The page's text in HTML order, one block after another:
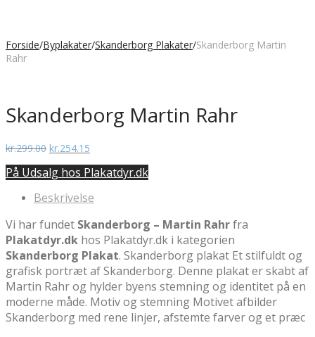
Forside/Byplakater/Skanderborg Plakater/Skanderborg Martin
Rahr
Skanderborg Martin Rahr
kr.299.00 Den
pris
kr.299.00.
kr.254.15
pris
kr.254.15.
På Udsalg hos Plakatdyr.dk
Beskrivelse
Vi har fundet Skanderborg – Martin Rahrfra
Plakatdyr.dk hos Plakatdyr.dk i kategorien
Skanderborg Plakat. Skanderborg plakat Et stilfuldt og
grafisk portræt af Skanderborg. Denne plakat er skabt af
Martin Rahr og hylder byens stemning og identitet på en
moderne måde. Motiv og stemning Motivet afbilder
Skanderborg med rene linjer, afstemte farver og et præc